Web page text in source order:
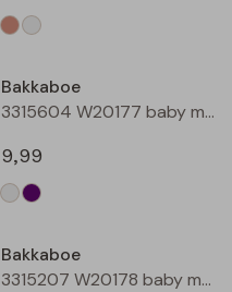
Bakkaboe
3315604 W20177 baby meisjes T-shirt lm Lila
9,99
Bakkaboe
3315207 W20178 baby meisjes lange broek Wijnrood